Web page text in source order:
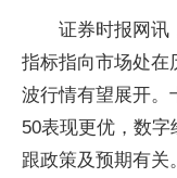
证券时报网讯
指标指向市场处在
波行情有望展开。
50表现更优，数字
跟政策及预期有关